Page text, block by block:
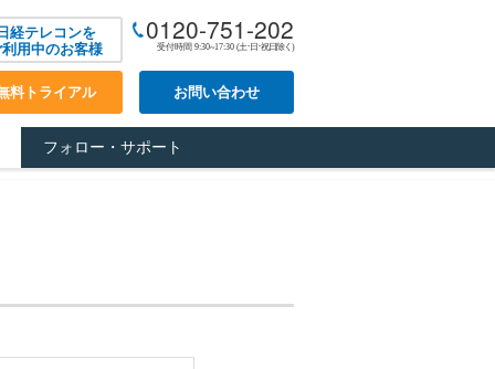
経テレコンを
用中のお客様
0120-751-202
受付時間 9:30~17:30 (土･日･祝日除く)
料トライアル お問い合わせ
フォロー・サポート